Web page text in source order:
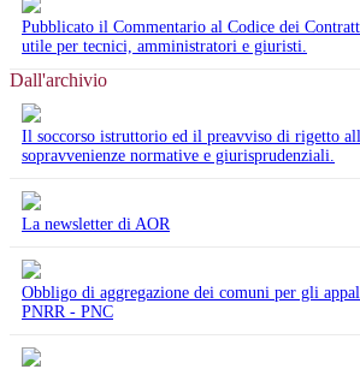
Pubblicato il Commentario al Codice dei
utile per tecnici, amministratori e giuristi.
Dall'archivio
Il soccorso istruttorio ed il preavviso di rigetto
sopravvenienze normative e giurisprudenziali.
La newsletter di AOR
Obbligo di aggregazione dei comuni per gli
PNRR - PNC